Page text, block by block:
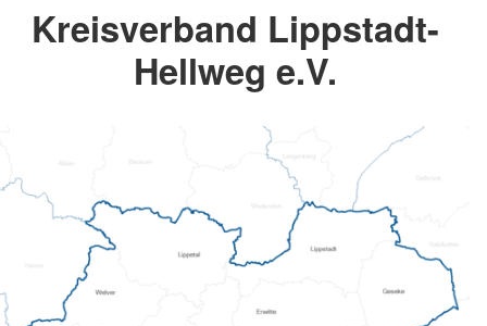
Kreisverband Lippstadt-
Hellweg e.V.